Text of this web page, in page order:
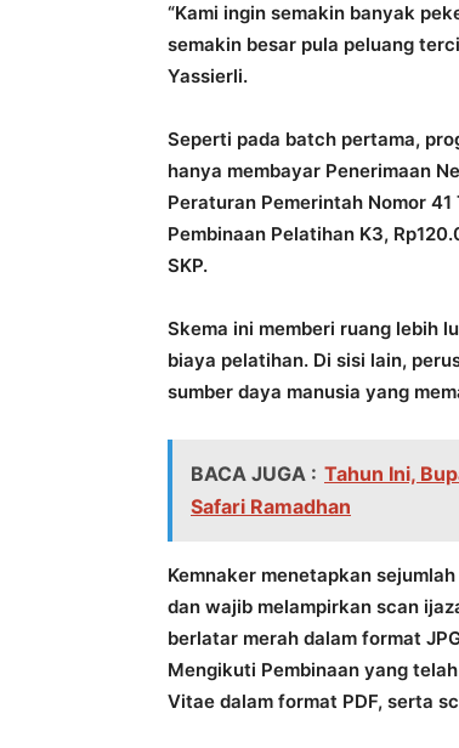
“Kami ingin semakin banyak
semakin besar pula peluang
Yassierli.
Seperti pada batch pertama,
hanya membayar Penerimaan
Peraturan Pemerintah Nomor
Pembinaan Pelatihan K3,
SKP.
Skema ini memberi ruang lebih
biaya pelatihan. Di sisi lain,
sumber daya manusia yang
BACA JUGA : Tahun Ini,
Safari Ramadhan
Kemnaker menetapkan
dan wajib melampirkan scan
berlatar merah dalam format
Mengikuti Pembinaan yang
Vitae dalam format PDF, serta